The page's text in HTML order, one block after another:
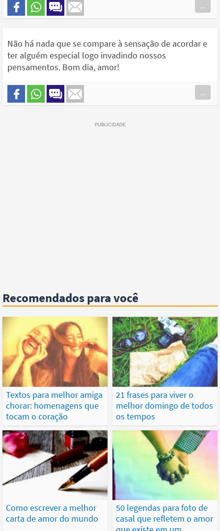
...
Não há nada que se compare à sensação de acordar e
ter alguém especial logo invadindo nossos
pensamentos. Bom dia, amor!
...
Recomendados para você
Textos para melhor amiga
chorar: homenagens que
tocam o coração
21 frases para viver o
melhor domingo de todos
os tempos
Como escrever a melhor
carta de amor do mundo
50 legendas para foto de
casal que refletem o amor